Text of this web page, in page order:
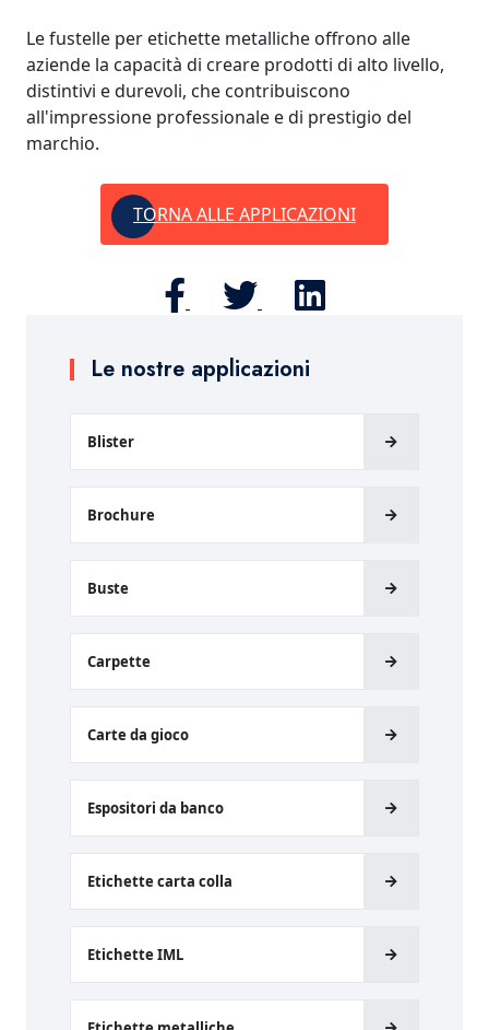
Le nostre applicazioni
Blister
Brochure
Buste
Carpette
Carte da gioco
Espositori da banco
Etichette carta colla
Etichette IML
Le fustelle per etichette metalliche offrono alle
aziende la capacità di creare prodotti di alto livello,
distintivi e durevoli, che contribuiscono
all'impressione professionale e di prestigio del
marchio.
TORNA ALLE APPLICAZIONI